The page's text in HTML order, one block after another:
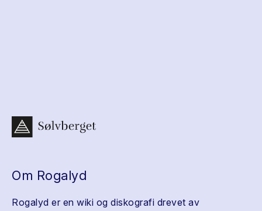
Om Rogalyd
Rogalyd er en wiki og diskografi drevet av